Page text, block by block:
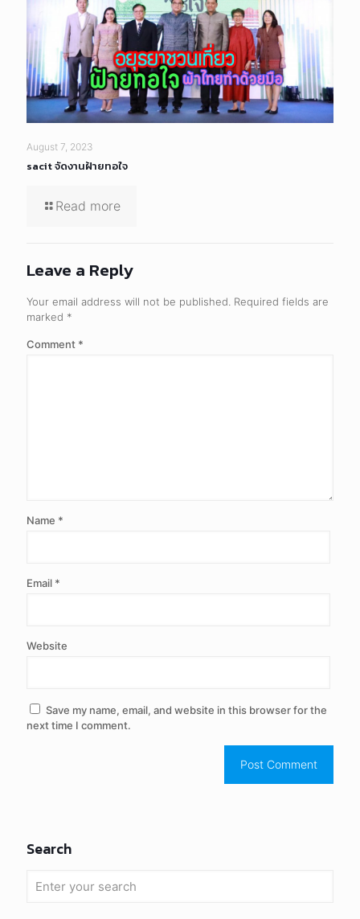
August 7, 2023
sacit จัดงานฝ้ายทอใจ
Read more
Leave a Reply
Your email address will not be published. Required fields are
marked *
Comment *
Name *
Email *
Website
Save my name, email, and website in this browser for the
next time I comment.
Search